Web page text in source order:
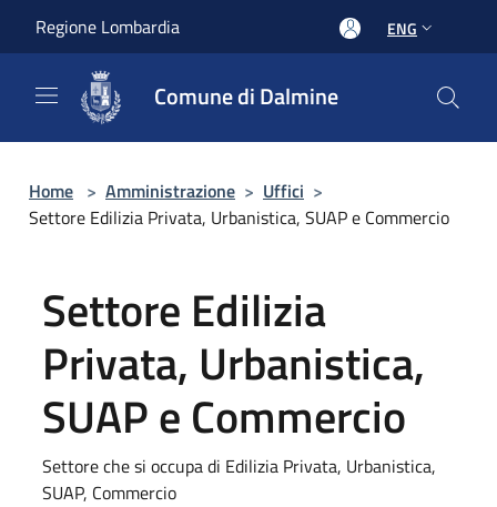
Regione Lombardia ENG
Comune di Dalmine
Home > Amministrazione > Uffici >
Settore Edilizia Privata, Urbanistica, SUAP e Commercio
Settore Edilizia
Privata, Urbanistica,
SUAP e Commercio
Settore che si occupa di Edilizia Privata, Urbanistica,
SUAP, Commercio